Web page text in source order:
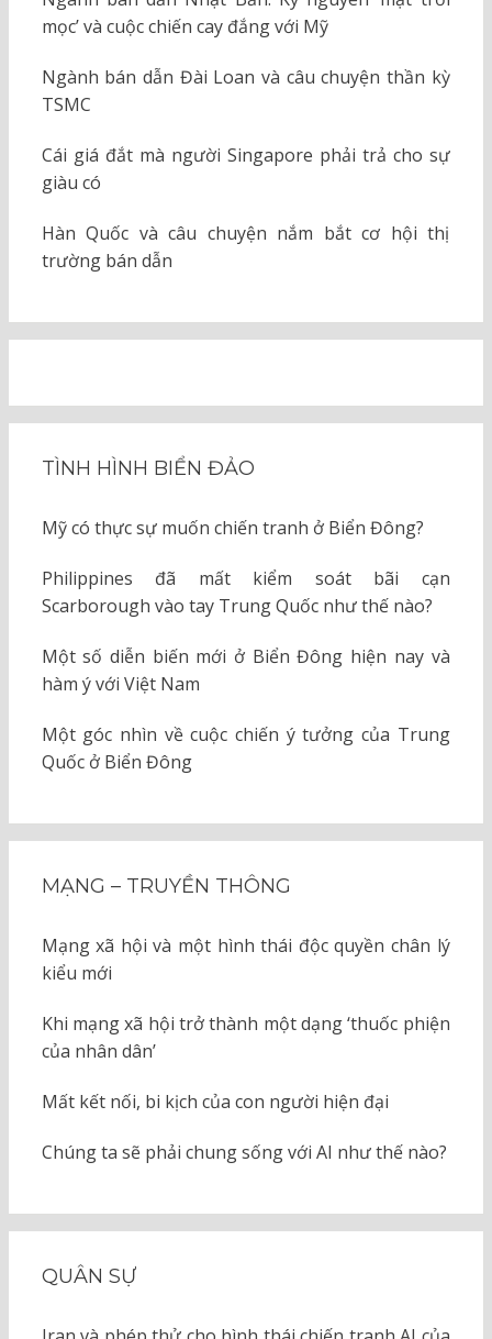
mọc’ và cuộc chiến cay đắng với Mỹ
Ngành bán dẫn Đài Loan và câu chuyện thần kỳ
TSMC
Cái giá đắt mà người Singapore phải trả cho sự
giàu có
Hàn Quốc và câu chuyện nắm bắt cơ hội thị
trường bán dẫn
TÌNH HÌNH BIỂN ĐẢO
Mỹ có thực sự muốn chiến tranh ở Biển Đông?
Philippines đã mất kiểm soát bãi cạn
Scarborough vào tay Trung Quốc như thế nào?
Một số diễn biến mới ở Biển Đông hiện nay và
hàm ý với Việt Nam
Một góc nhìn về cuộc chiến ý tưởng của Trung
Quốc ở Biển Đông
MẠNG – TRUYỀN THÔNG
Mạng xã hội và một hình thái độc quyền chân lý
kiểu mới
Khi mạng xã hội trở thành một dạng ‘thuốc phiện
của nhân dân’
Mất kết nối, bi kịch của con người hiện đại
Chúng ta sẽ phải chung sống với AI như thế nào?
QUÂN SỰ